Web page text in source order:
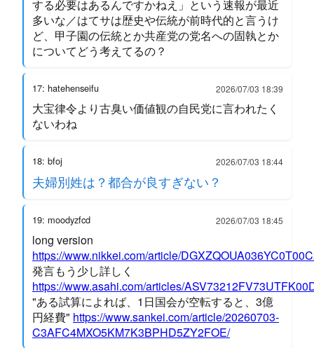
する必要はあるんですかねえ」という速報が最近
多いな／はてサは歴史や伝統が前時代的と言うけ
ど、甲子園の伝統とか共産党の党名への固執とか
についてどう考えてるの？
17: hatehenseifu 2026/07/03 18:39
大宝律令より古臭い価値観の自民党に言われたく
ないわね
18: bfoj 2026/07/03 18:44
夫婦別姓は？都合が良すぎない？
19: moodyzfcd 2026/07/03 18:45
long version
https://www.nikkei.com/article/
発言もう少し詳しく
https://www.asahi.com/articles/
"ある試算によれば、1日国会が空転すると、3億
円経費" https://www.sankei.com/article/20260703-
C3AFC4MXO5KM7K3BPHD5ZY2FOE/